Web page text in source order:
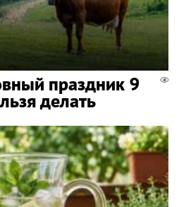
праздник 9
делать